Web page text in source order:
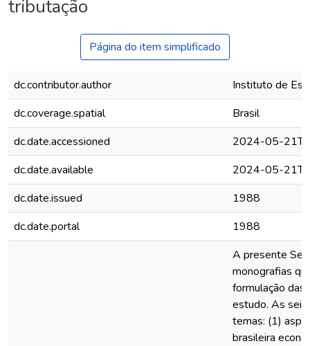
tributação
Página do item simplificado
dc.contributor.author
Instituto de
dc.coverage.spatial
Brasil
dc.date.accessioned
2024-05-
dc.date.available
2024-05-
dc.date.issued
1988
dc.date.portal
1988
A presente
monografias
formulação
estudo. As
temas: (1)
brasileira